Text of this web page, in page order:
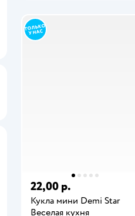
22,00 р.
Кукла мини Demi Star
Веселая кухня